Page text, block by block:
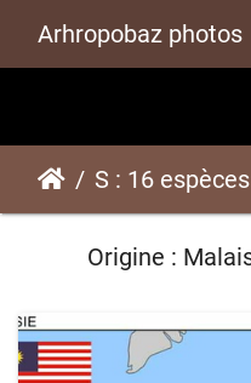
Arhropobaz photos
S : 16 espèces
Origine :